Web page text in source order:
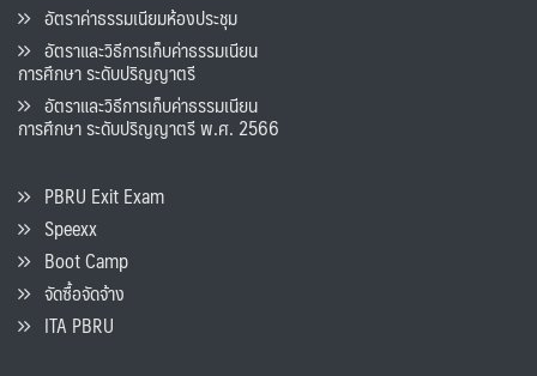
อัตราค่าธรรมเนียมห้องประชุม
อัตราและวิธีการเก็บค่าธรรมเนียน
การศึกษา ระดับปริญญาตรี
อัตราและวิธีการเก็บค่าธรรมเนียน
การศึกษา ระดับปริญญาตรี พ.ศ. 2566
PBRU Exit Exam
Speexx
Boot Camp
จัดซื้อจัดจ้าง
ITA PBRU